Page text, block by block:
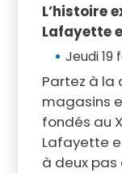
L’histoire
Lafayette
Jeudi 19
Partez à la
magasins
fondés au
Lafayette
à deux pas